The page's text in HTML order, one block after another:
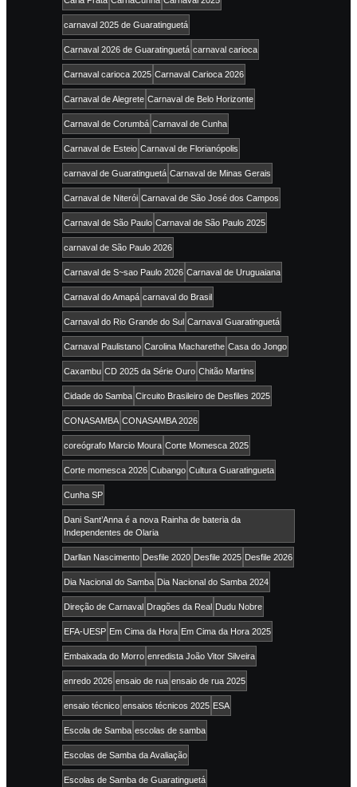
carnaval 2025 de Guaratinguetá
Carnaval 2026 de Guaratinguetá carnaval carioca
Carnaval carioca 2025 Carnaval Carioca 2026
Carnaval de Alegrete Carnaval de Belo Horizonte
Carnaval de Corumbá Carnaval de Cunha
Carnaval de Esteio Carnaval de Florianópolis
carnaval de Guaratinguetá Carnaval de Minas Gerais
Carnaval de Niterói Carnaval de São José dos Campos
Carnaval de São Paulo Carnaval de São Paulo 2025
carnaval de São Paulo 2026
Carnaval de S~sao Paulo 2026 Carnaval de Uruguaiana
Carnaval do Amapá carnaval do Brasil
Carnaval do Rio Grande do Sul Carnaval Guaratinguetá
Carnaval Paulistano Carolina Macharethe Casa do Jongo
Caxambu CD 2025 da Série Ouro Chitão Martins
Cidade do Samba Circuito Brasileiro de Desfiles 2025
CONASAMBA CONASAMBA 2026
coreógrafo Marcio Moura Corte Momesca 2025
Corte momesca 2026 Cubango Cultura Guaratingueta
Cunha SP
Dani Sant’Anna é a nova Rainha de bateria da
Independentes de Olaria
Darllan Nascimento Desfile 2020 Desfile 2025 Desfile 2026
Dia Nacional do Samba Dia Nacional do Samba 2024
Direção de Carnaval Dragões da Real Dudu Nobre
EFA-UESP Em Cima da Hora Em Cima da Hora 2025
Embaixada do Morro enredista João Vitor Silveira
enredo 2026 ensaio de rua ensaio de rua 2025
ensaio técnico ensaios técnicos 2025 ESA
Escola de Samba escolas de samba
Escolas de Samba da Avaliação
Escolas de Samba de Guaratinguetá